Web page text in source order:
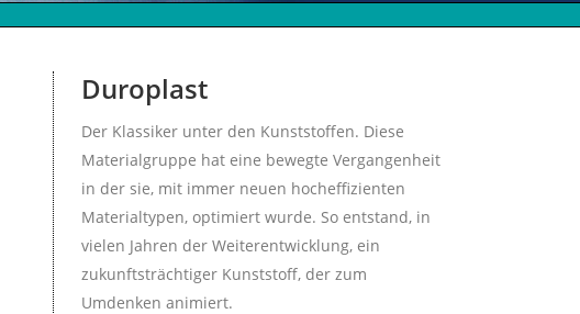
Duroplast
Der Klassiker unter den Kunststoffen. Diese
Materialgruppe hat eine bewegte Vergangenheit
in der sie, mit immer neuen hocheffizienten
Materialtypen, optimiert wurde. So entstand, in
vielen Jahren der Weiterentwicklung, ein
zukunftsträchtiger Kunststoff, der zum
Umdenken animiert.